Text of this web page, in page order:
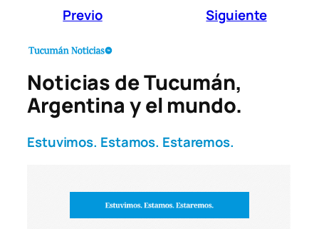
Previo Siguiente
Noticias de Tucumán,
Argentina y el mundo.
Estuvimos. Estamos. Estaremos.